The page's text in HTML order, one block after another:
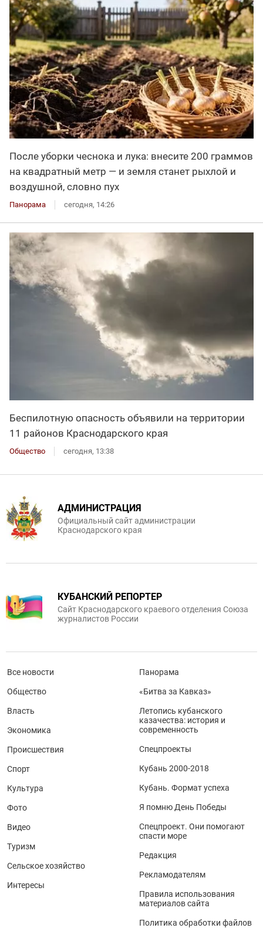
После уборки чеснока и лука: внесите 200 граммов
на квадратный метр — и земля станет рыхлой и
воздушной, словно пух
Панорама сегодня, 14:26
Беспилотную опасность объявили на территории
11 районов Краснодарского края
Общество сегодня, 13:38
АДМИНИСТРАЦИЯ
Официальный сайт администрации
Краснодарского края
КУБАНСКИЙ РЕПОРТЕР
Сайт Краснодарского краевого отделения Союза
журналистов России
Все новости
Общество
Власть
Экономика
Происшествия
Спорт
Культура
Фото
Видео
Туризм
Сельское хозяйство
Интересы
Панорама
«Битва за Кавказ»
Летопись кубанского
казачества: история и
современность
Спецпроекты
Кубань 2000-2018
Кубань. Формат успеха
Я помню День Победы
Спецпроект. Они помогают
спасти море
Редакция
Рекламодателям
Правила использования
материалов сайта
Политика обработки файлов